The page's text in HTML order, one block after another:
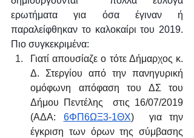
ερωτήματα για όσα έγιναν ή
παραλείφθηκαν το καλοκαίρι του 2019.
Πιο συγκεκριμένα:
Γιατί απουσίαζε ο τότε Δήμαρχος κ.
Δ. Στεργίου από την πανηγυρική
ομόφωνη απόφαση του ΔΣ του
Δήμου Πεντέλης  στις 16/07/2019
(ΑΔΑ: 6ΦΠ6ΩΞ3-1ΘΧ)  για την
έγκριση των όρων της σύμβασης